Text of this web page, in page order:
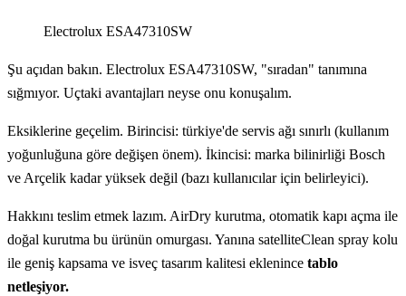
Electrolux ESA47310SW
Şu açıdan bakın. Electrolux ESA47310SW, "sıradan" tanımına
sığmıyor. Uçtaki avantajları neyse onu konuşalım.
Eksiklerine geçelim. Birincisi: türkiye'de servis ağı sınırlı (kullanım
yoğunluğuna göre değişen önem). İkincisi: marka bilinirliği Bosch
ve Arçelik kadar yüksek değil (bazı kullanıcılar için belirleyici).
Hakkını teslim etmek lazım. AirDry kurutma, otomatik kapı açma ile
doğal kurutma bu ürünün omurgası. Yanına satelliteClean spray kolu
ile geniş kapsama ve isveç tasarım kalitesi eklenince tablo
netleşiyor.